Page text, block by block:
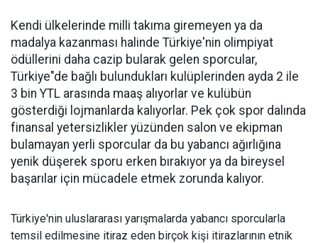
Kendi ülkelerinde milli takıma giremeyen ya da
madalya kazanması halinde Türkiye'nin olimpiyat
ödüllerini daha cazip bularak gelen sporcular,
Türkiye"de bağlı bulundukları kulüplerinden ayda 2 ile
3 bin YTL arasında maaş alıyorlar ve kulübün
gösterdiği lojmanlarda kalıyorlar. Pek çok spor dalında
finansal yetersizlikler yüzünden salon ve ekipman
bulamayan yerli sporcular da bu yabancı ağırlığına
yenik düşerek sporu erken bırakıyor ya da bireysel
başarılar için mücadele etmek zorunda kalıyor.
Türkiye'nin uluslararası yarışmalarda yabancı sporcularla
temsil edilmesine itiraz eden birçok kişi itirazlarının etnik